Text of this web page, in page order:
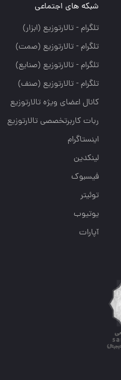
شبکه های اجتماعی
تلگرام - تالارتوزيع (ابزار)
تلگرام - تالارتوزيع (صمت)
تلگرام - تالارتوزيع (صنايع)
تلگرام - تالارتوزیع (صنف)
کانال اعضای ویژه تالارتوزیع
ربات کاربرتخصصی تالارتوزیع
اینستاگرام
لینکدین
فیسبوک
توئیتر
یوتیوب
آپارات